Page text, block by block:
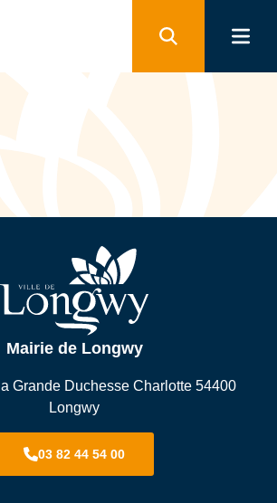
Mairie de Longwy
Grande Duchesse Charlotte 54400
Longwy
03 82 44 54 00